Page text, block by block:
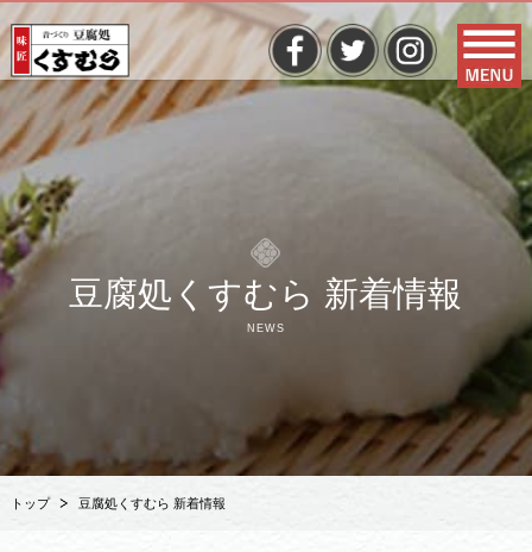
豆腐処くすむら 新着情報
NEWS
トップ 豆腐処くすむら 新着情報